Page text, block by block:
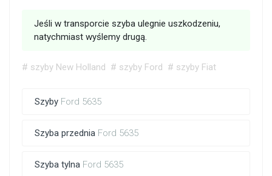
Szyby Ford 5635
Szyba przednia Ford 5635
Szyba tylna Ford 5635
Jeśli w transporcie szyba ulegnie uszkodzeniu,
natychmiast wyślemy drugą.
# szyby New Holland # szyby Ford # szyby Fiat